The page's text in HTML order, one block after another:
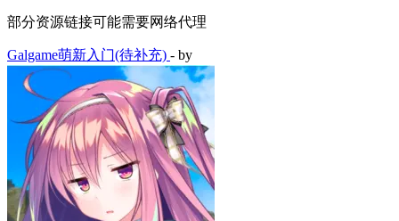
部分资源链接可能需要网络代理
Galgame萌新入门(待补充) - by